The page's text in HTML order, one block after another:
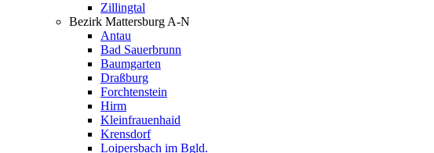
Zillingtal
Bezirk Mattersburg A-N
Antau
Bad Sauerbrunn
Baumgarten
Draßburg
Forchtenstein
Hirm
Kleinfrauenhaid
Krensdorf
Loipersbach im Bgld.